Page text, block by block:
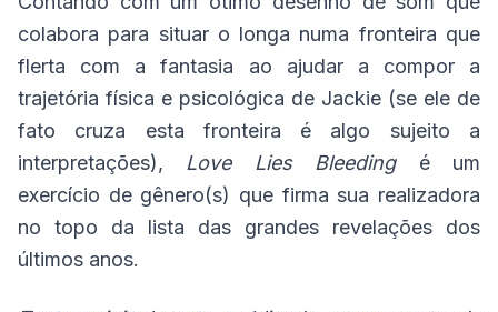
colabora para situar o longa numa fronteira que
flerta com a fantasia ao ajudar a compor a
trajetória física e psicológica de Jackie (se ele de
fato cruza esta fronteira é algo sujeito a
interpretações), Love Lies Bleedingé um
exercício de gênero(s) que firma sua realizadora
no topo da lista das grandes revelações dos
últimos anos.